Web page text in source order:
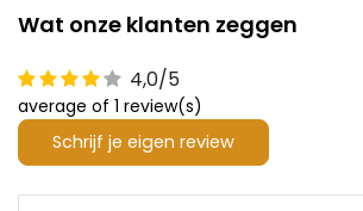
Wat onze klanten zeggen
4,0/5
average of 1 review(s)
Schrijf je eigen review